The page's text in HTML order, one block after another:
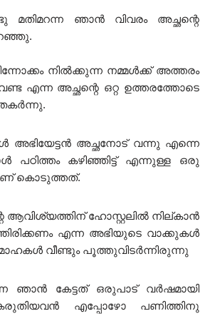
ഞാൻ വിവരം അച്ഛന്റെ
നിൽക്കുന്ന നമ്മൾക്ക് അത്തരം
എന്ന അച്ഛന്റെ ഒറ്റ ഉത്തരത്തോടെ
അഭിയേട്ടൻ അച്ഛനോട് വന്നു എന്നെ
പഠിത്തം കഴിഞ്ഞിട്ട് എന്നുള്ള ഒരു
കൊടുത്തത്.
ആവിശ്യത്തിന് ഹോസ്റ്റലിൽ നില്കാൻ
എന്ന അഭിയുടെ വാക്കുകൾ
വീണ്ടും പൂത്തുവിടർന്നിരുന്നു
ഞാൻ കേട്ടത് ഒരുപാട് വർഷമായി
എപ്പോഴോ പണിത്തിനു